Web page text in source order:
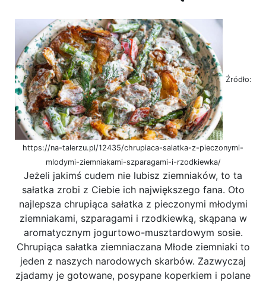
Źródło:
https://na-talerzu.pl/12435/chrupiaca-salatka-z-pieczonymi-
mlodymi-ziemniakami-szparagami-i-rzodkiewka/
Jeżeli jakimś cudem nie lubisz ziemniaków, to ta
sałatka zrobi z Ciebie ich największego fana. Oto
najlepsza chrupiąca sałatka z pieczonymi młodymi
ziemniakami, szparagami i rzodkiewką, skąpana w
aromatycznym jogurtowo-musztardowym sosie.
Chrupiąca sałatka ziemniaczana Młode ziemniaki to
jeden z naszych narodowych skarbów. Zazwyczaj
zjadamy je gotowane, posypane koperkiem i polane